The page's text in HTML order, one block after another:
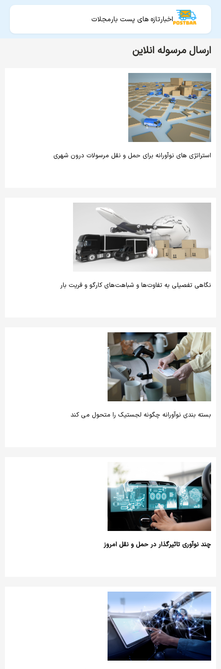
اخبارتازه های پست بارمجلات
ارسال مرسوله انلاین
استراتژی های نوآورانه برای حمل و نقل مرسولات درون شهری
نگاهی تفصیلی به تفاوت‌ها و شباهت‌های کارگو و فریت بار
بسته بندی نوآورانه چگونه لجستیک را متحول می کند
چند نوآوری تاثیرگذار در حمل و نقل امروز